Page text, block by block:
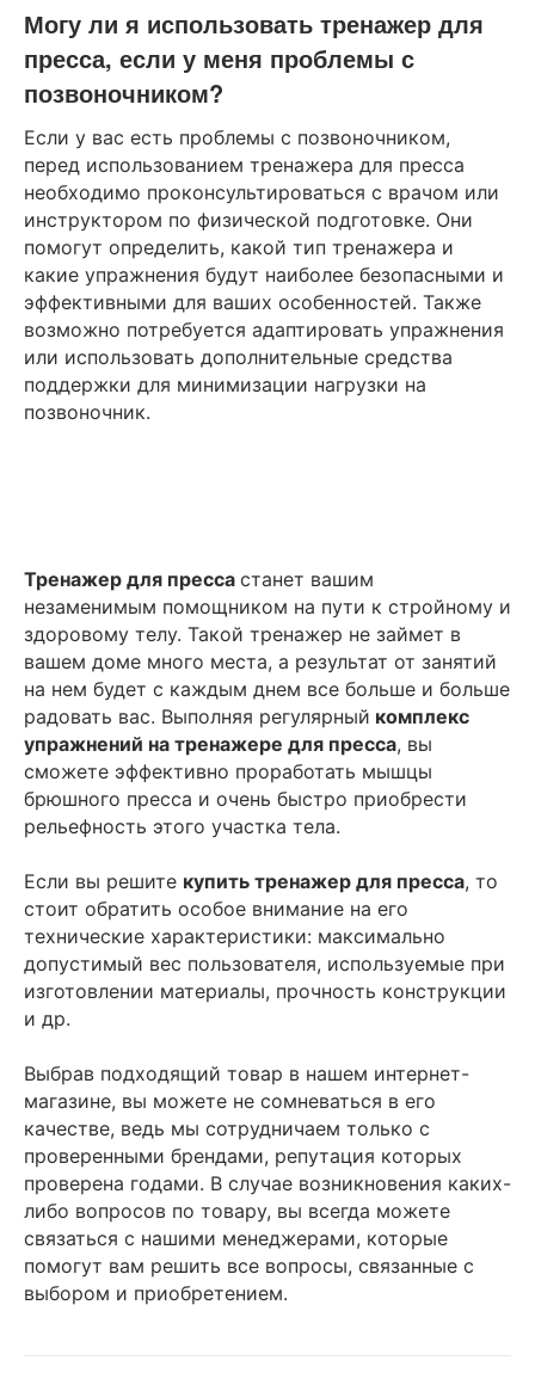
Могу ли я использовать тренажер для
пресса, если у меня проблемы с
позвоночником?
Если у вас есть проблемы с позвоночником,
перед использованием тренажера для пресса
необходимо проконсультироваться с врачом или
инструктором по физической подготовке. Они
помогут определить, какой тип тренажера и
какие упражнения будут наиболее безопасными и
эффективными для ваших особенностей. Также
возможно потребуется адаптировать упражнения
или использовать дополнительные средства
поддержки для минимизации нагрузки на
позвоночник.
Тренажер для пресса станет вашим
незаменимым помощником на пути к стройному и
здоровому телу. Такой тренажер не займет в
вашем доме много места, а результат от занятий
на нем будет с каждым днем все больше и больше
радовать вас. Выполняя регулярный комплекс
упражнений на тренажере для пресса, вы
сможете эффективно проработать мышцы
брюшного пресса и очень быстро приобрести
рельефность этого участка тела.
Если вы решите купить тренажер для пресса, то
стоит обратить особое внимание на его
технические характеристики: максимально
допустимый вес пользователя, используемые при
изготовлении материалы, прочность конструкции
и др.
Выбрав подходящий товар в нашем интернет-
магазине, вы можете не сомневаться в его
качестве, ведь мы сотрудничаем только с
проверенными брендами, репутация которых
проверена годами. В случае возникновения каких-
либо вопросов по товару, вы всегда можете
связаться с нашими менеджерами, которые
помогут вам решить все вопросы, связанные с
выбором и приобретением.